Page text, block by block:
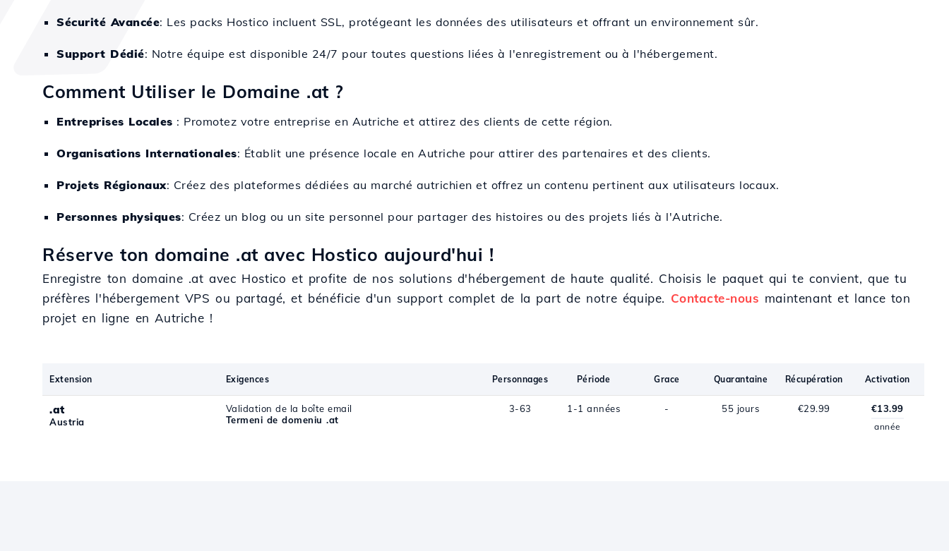
Sécurité Avancée: Les packs Hostico incluent SSL, protégeant les données des utilisateurs et offrant un environnement sûr.
Support Dédié: Notre équipe est disponible 24/7 pour toutes questions liées à l'enregistrement ou à l'hébergement.
Comment Utiliser le Domaine .at ?
Entreprises Locales : Promotez votre entreprise en Autriche et attirez des clients de cette région.
Organisations Internationales: Établit une présence locale en Autriche pour attirer des partenaires et des clients.
Projets Régionaux: Créez des plateformes dédiées au marché autrichien et offrez un contenu pertinent aux utilisateurs locaux.
Personnes physiques: Créez un blog ou un site personnel pour partager des histoires ou des projets liés à l'Autriche.
Réserve ton domaine .at avec Hostico aujourd'hui !
Enregistre ton domaine .at avec Hostico et profite de nos solutions d'hébergement de haute qualité. Choisis le paquet qui te convient, que tu
préfères l'hébergement VPS ou partagé, et bénéficie d'un support complet de la part de notre équipe. Contacte-nous maintenant et lance ton
projet en ligne en Autriche !
Extension Exigences Personnages Période Grace Quarantaine Récupération Activation
.at
Austria
Validation de la boîte email
Termeni de domeniu .at
3-63 1-1 années - 55 jours €29.99 €13.99
année